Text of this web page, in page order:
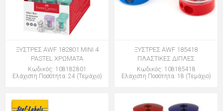
ΞΥΣΤΡΕΣ AWF 182801 MINI 4
PASTEL ΧΡΩΜΑΤΑ
Κωδικός: 108182801
Ελάχιστη Ποσότητα: 24 (Τεμάχιο)
ΞΥΣΤΡΕΣ AWF 185418
ΠΛΑΣΤΙΚΕΣ ΔΙΠΛΕΣ
Κωδικός: 108185418
Ελάχιστη Ποσότητα: 18 (Τεμάχιο)